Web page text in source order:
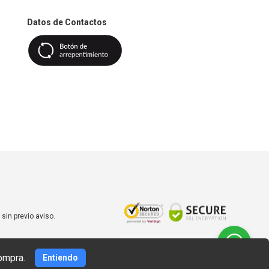
Entiendo
Datos de Contactos
previo aviso.